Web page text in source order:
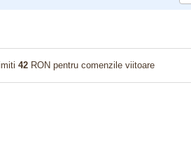
42 RON pentru comenzile viitoare